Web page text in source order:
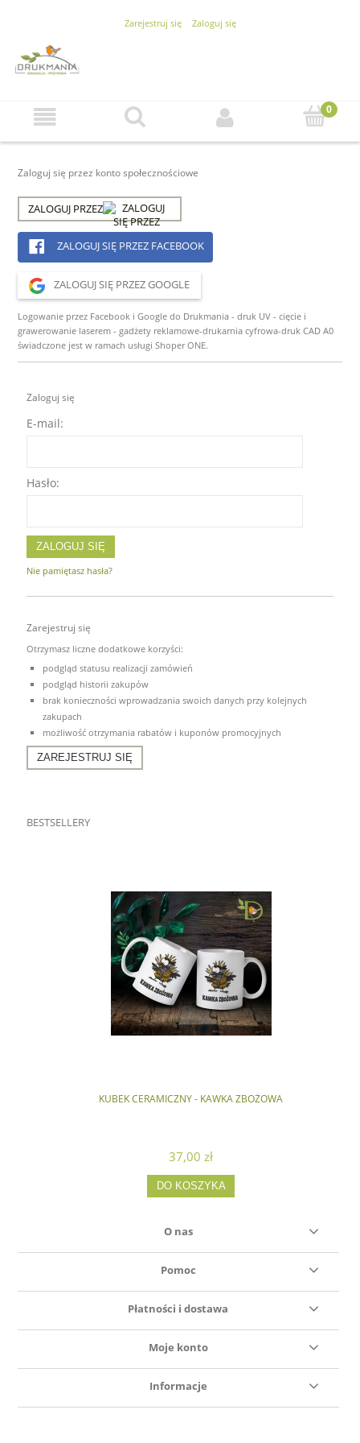
Zarejestruj się Zaloguj się
Zaloguj się przez konto społecznościowe
ZALOGUJ PRZEZ
ZALOGUJ SIĘ PRZEZ FACEBOOK
ZALOGUJ SIĘ PRZEZ GOOGLE
Logowanie przez Facebook i Google do Drukmania - druk UV - cięcie i
grawerowanie laserem - gadżety reklamowe-drukarnia cyfrowa-druk CAD A0
świadczone jest w ramach usługi Shoper ONE.
Zaloguj się
E-mail:
Hasło:
ZALOGUJ SIĘ
Nie pamiętasz hasła?
Zarejestruj się
Otrzymasz liczne dodatkowe korzyści:
podgląd statusu realizacji zamówień
podgląd historii zakupów
brak konieczności wprowadzania swoich danych przy kolejnych
zakupach
możliwość otrzymania rabatów i kuponów promocyjnych
ZAREJESTRUJ SIĘ
BESTSELLERY
KUBEK CERAMICZNY - KAWKA ZBOŻOWA
37,00 zł
DO KOSZYKA
O nas
Pomoc
Płatności i dostawa
Moje konto
Informacje